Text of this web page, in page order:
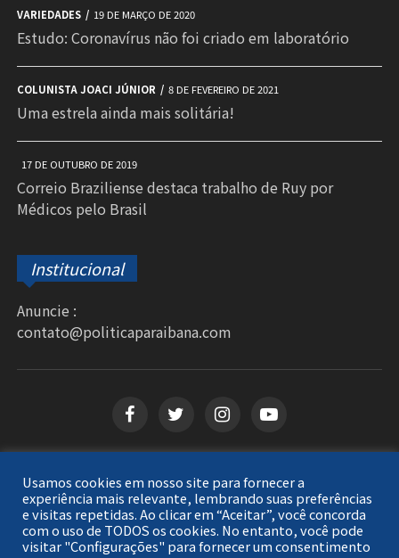
VARIEDADES 19 DE MARÇO DE 2020
Estudo: Coronavírus não foi criado em laboratório
COLUNISTA JOACI JÚNIOR 8 DE FEVEREIRO DE 2021
Uma estrela ainda mais solitária!
17 DE OUTUBRO DE 2019
Correio Braziliense destaca trabalho de Ruy por
Médicos pelo Brasil
Institucional
Anuncie :
contato@politicaparaibana.com
Copyright © 2026Política Paraibana. Todos os
direitos reservados.
Usamos cookies em nosso site para fornecer a
experiência mais relevante, lembrando suas preferências
e visitas repetidas. Ao clicar em “Aceitar”, você concorda
com o uso de TODOS os cookies. No entanto, você pode
visitar "Configurações" para fornecer um consentimento